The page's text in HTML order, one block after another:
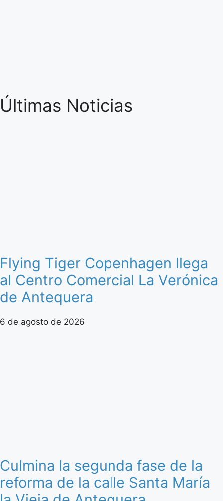
Últimas Noticias
Flying Tiger Copenhagen llega
al Centro Comercial La Verónica
de Antequera
6 de agosto de 2026
Culmina la segunda fase de la
reforma de la calle Santa María